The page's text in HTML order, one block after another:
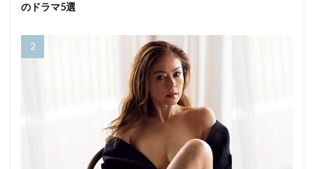
のドラマ5選